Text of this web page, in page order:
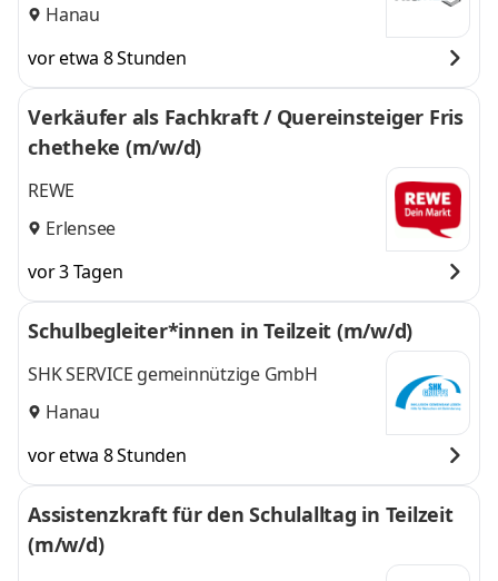
Hanau
vor etwa 8 Stunden
Verkäufer als Fachkraft / Quereinsteiger Fris
chetheke (m/w/d)
REWE
Erlensee
vor 3 Tagen
Schulbegleiter*innen in Teilzeit (m/w/d)
SHK SERVICE gemeinnützige GmbH
Hanau
vor etwa 8 Stunden
Assistenzkraft für den Schulalltag in Teilzeit
(m/w/d)